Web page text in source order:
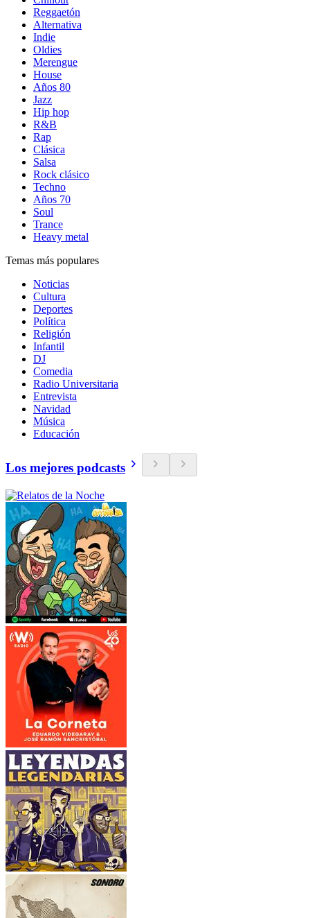
Reggaetón
Alternativa
Indie
Oldies
Merengue
House
Años 80
Jazz
Hip hop
R&B
Rap
Clásica
Salsa
Rock clásico
Techno
Años 70
Soul
Trance
Heavy metal
Temas más populares
Noticias
Cultura
Deportes
Política
Religión
Infantil
DJ
Comedia
Radio Universitaria
Entrevista
Navidad
Música
Educación
Los mejores podcasts